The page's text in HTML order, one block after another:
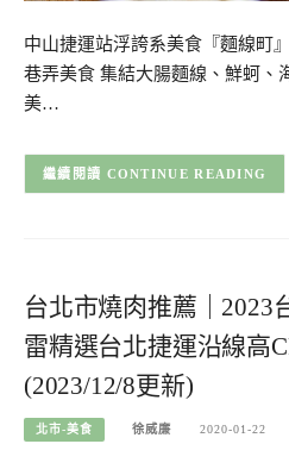
中山捷運站浮誇系美食『麵線町
巷弄美食 集結大腸麵線、鮮蚵、
美…
CONTINUE READING
台北市燒肉推薦｜2023
雷精選台北捷運沿線高
(2023/12/8更新)
北市-美食 徐威廉 2020-01-22